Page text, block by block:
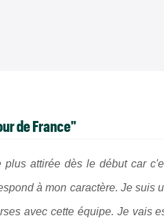
de France"
plus attirée dès le début car
à mon caractère. Je suis
avec cette équipe. Je vais